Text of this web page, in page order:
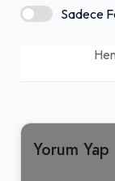
Sadece
Yorum Yap